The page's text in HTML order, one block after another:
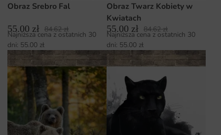
Obraz Srebro Fal
55.00 zł 84.62zł
Najniższa cena z ostatnich 30
dni: 55.00 zł
Obraz Twarz Kobiety w
Kwiatach
55.00 zł 84.62zł
Najniższa cena z ostatnich 30
dni: 55.00 zł